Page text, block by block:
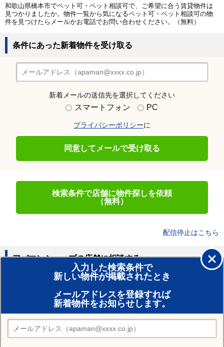
和歌山県橋本市でペット可・ペット相談可で、ご希望に合う賃貸物件は
見つかりましたか。物件一覧から気になるペット可・ペット相談可の物
件を見つけたらメールかお電話でお問い合わせください。（無料）
条件にあった新着物件を受け取る
新着メールの送信先を選択してください
スマートフォン PC
プライバシーポリシーに
同意してメールで受け取る
検索条件で店舗に物件探しを依頼
（無料）
配信停止はこちら
入力した検索条件で
新しい物件が掲載されたとき
メールアドレスを登録すれば
新着物件をお知らせします。
アパマンショップの店舗に相談する
賃貸のプロがお部屋探し！
おまかせ物件リクエスト
住みたい街の店舗を探す
店舗検索